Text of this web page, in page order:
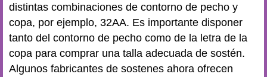
distintas combinaciones de contorno de pecho y
copa, por ejemplo, 32AA. Es importante disponer
tanto del contorno de pecho como de la letra de la
copa para comprar una talla adecuada de sostén.
Algunos fabricantes de sostenes ahora ofrecen